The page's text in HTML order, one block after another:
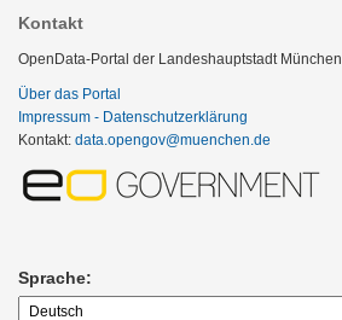
Kontakt
OpenData-Portal der Landeshauptstadt München
Über das Portal
Impressum - Datenschutzerklärung
Kontakt: data.opengov@muenchen.de
Sprache